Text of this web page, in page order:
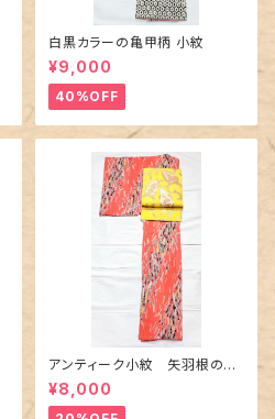
白黒カラーの亀甲柄 小紋
¥9,000
40%OFF
アンティーク小紋 矢羽根の地
紋に短冊柄 裄６６cm
¥8,000